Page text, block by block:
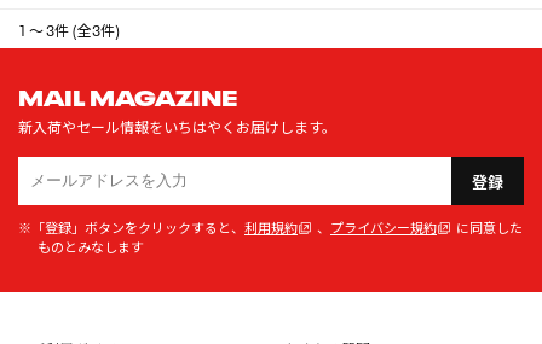
1 ～ 3件 (全3件)
MAIL MAGAZINE
新入荷やセール情報をいちはやくお届けします。
登録
※「登録」ボタンをクリックすると、 利用規約 、 プライバシー規約
に同意した
ものとみなします